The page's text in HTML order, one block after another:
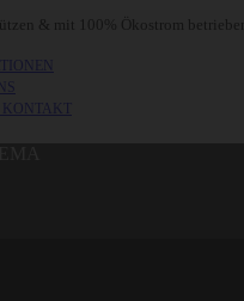
& mit 100% Ökostrom betrieben
KONTAKT